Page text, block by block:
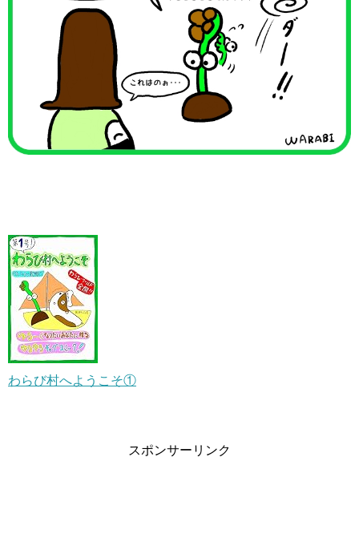
わらび村へようこそ①
スポンサーリンク